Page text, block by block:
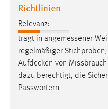
Richtlinien
Relevanz:
trägt in angemessener
regelmäßiger
Aufdecken von
dazu berechtigt, die
Passwörtern